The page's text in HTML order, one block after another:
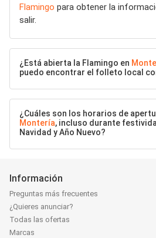
Flamingo para obtener la
salir.
¿Está abierta la Flamingo en
puedo encontrar el folleto local
¿Cuáles son los horarios de
Montería, incluso durante
Navidad y Año Nuevo?
Información
Preguntas más frecuentes
¿Quieres anunciar?
Todas las ofertas
Marcas